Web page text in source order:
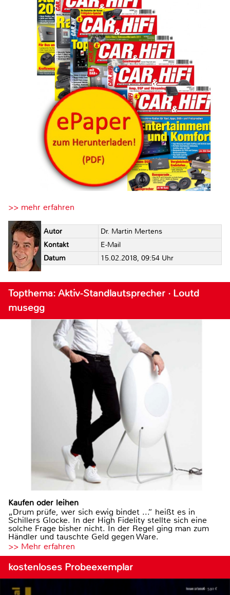
>> mehr erfahren
Autor
Dr. Martin Mertens
Kontakt
E-Mail
Datum
15.02.2018, 09:54 Uhr
Topthema: Aktiv-Standlautsprecher · Loutd
musegg
Kaufen oder leihen
„Drum prüfe, wer sich ewig bindet ...“ heißt es in
Schillers Glocke. In der High Fidelity stellte sich eine
solche Frage bisher nicht. In der Regel ging man zum
Händler und tauschte Geld gegen Ware.
>> Mehr erfahren
kostenloses Probeexemplar